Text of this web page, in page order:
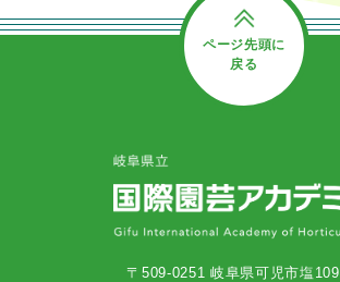
ページ先頭に
戻る
〒509-0251 岐阜県可児市塩